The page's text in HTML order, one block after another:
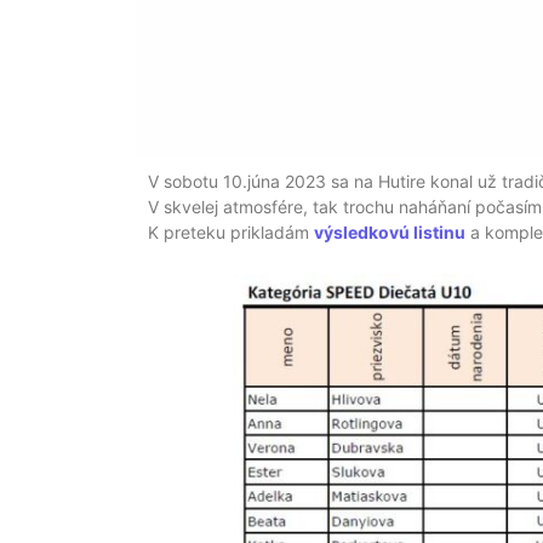
V sobotu 10.júna 2023 sa na Hutire konal už
V skvelej atmosfére, tak trochu naháňaní
K preteku prikladám výsledkovú listinu a